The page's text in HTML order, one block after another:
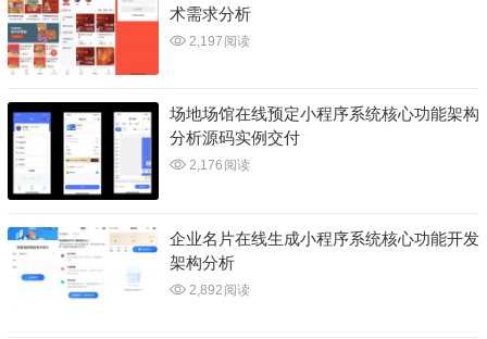
术需求分析
2,197 阅读
场地场馆在线预定小程序系统核心功能架构
分析源码实例交付
2,176 阅读
企业名片在线生成小程序系统核心功能开发
架构分析
2,892 阅读